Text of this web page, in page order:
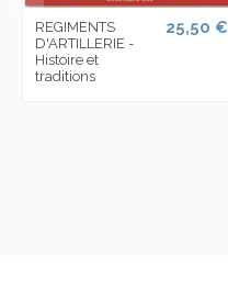
REGIMENTS
D'ARTILLERIE -
Histoire et
traditions
25,50 €